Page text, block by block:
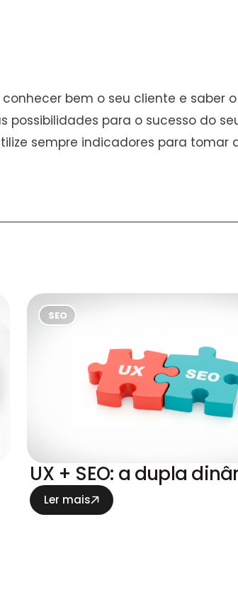
bem o seu cliente e saber
possibilidades para o sucesso do
sempre indicadores para tomar
SEO
UX + SEO: a dupla
Ler mais